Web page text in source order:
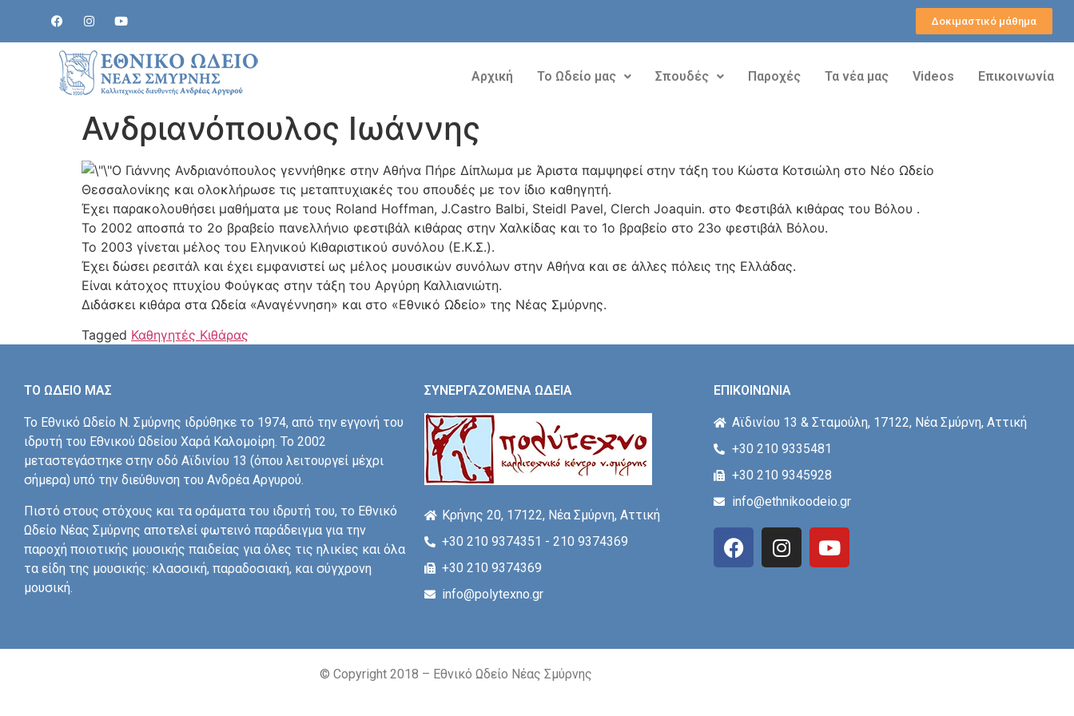
Δοκιμαστικό μάθημα
Αρχική Το Ωδείο μας Σπουδές Παροχές Τα νέα μας Videos Επικοινωνία
Ανδριανόπουλος Ιωάννης
O Γιάννης Ανδριανόπουλος γεννήθηκε στην Αθήνα Πήρε Δίπλωμα με Άριστα παμψηφεί στην τάξη του Κώστα Κοτσιώλη στο Νέο Ωδείο
Θεσσαλονίκης και ολοκλήρωσε τις μεταπτυχιακές του σπουδές με τον ίδιο καθηγητή.
Έχει παρακολουθήσει μαθήματα με τους Roland Hoffman, J.Castro Balbi, Steidl Pavel, Clerch Joaquin. στο Φεστιβάλ κιθάρας του Βόλου .
Το 2002 αποσπά το 2ο βραβείο πανελλήνιο φεστιβάλ κιθάρας στην Χαλκίδας και το 1ο βραβείο στο 23ο φεστιβάλ Βόλου.
Το 2003 γίνεται μέλος του Εληνικού Κιθαριστικού συνόλου (Ε.Κ.Σ.).
Έχει δώσει ρεσιτάλ και έχει εμφανιστεί ως μέλος μουσικών συνόλων στην Αθήνα και σε άλλες πόλεις της Ελλάδας.
Είναι κάτοχος πτυχίου Φούγκας στην τάξη του Αργύρη Καλλιανιώτη.
Διδάσκει κιθάρα στα Ωδεία «Αναγέννηση» και στο «Εθνικό Ωδείο» της Νέας Σμύρνης.
Tagged Καθηγητές Κιθάρας
ΤΟ ΩΔΕΙΟ ΜΑΣ
Το Εθνικό Ωδείο Ν. Σμύρνης ιδρύθηκε το 1974, από την εγγονή του
ιδρυτή του Εθνικού Ωδείου Χαρά Καλομοίρη. Το 2002
μεταστεγάστηκε στην οδό Αϊδινίου 13 (όπου λειτουργεί μέχρι
σήμερα) υπό την διεύθυνση του Ανδρέα Αργυρού.
Πιστό στους στόχους και τα οράματα του ιδρυτή του, το Εθνικό
Ωδείο Νέας Σμύρνης αποτελεί φωτεινό παράδειγμα για την
παροχή ποιοτικής μουσικής παιδείας για όλες τις ηλικίες και όλα
τα είδη της μουσικής: κλασσική, παραδοσιακή, και σύγχρονη
μουσική.
ΣΥΝΕΡΓΑΖΟΜΕΝΑ ΩΔΕΙΑ
Κρήνης 20, 17122, Νέα Σμύρνη, Αττική
+30 210 9374351 - 210 9374369
+30 210 9374369
info@polytexno.gr
ΕΠΙΚΟΙΝΩΝΙΑ
Αϊδινίου 13 & Σταμούλη, 17122, Νέα Σμύρνη, Αττική
+30 210 9335481
+30 210 9345928
info@ethnikoodeio.gr
© Copyright 2018 – Εθνικό Ωδείο Νέας Σμύρνης